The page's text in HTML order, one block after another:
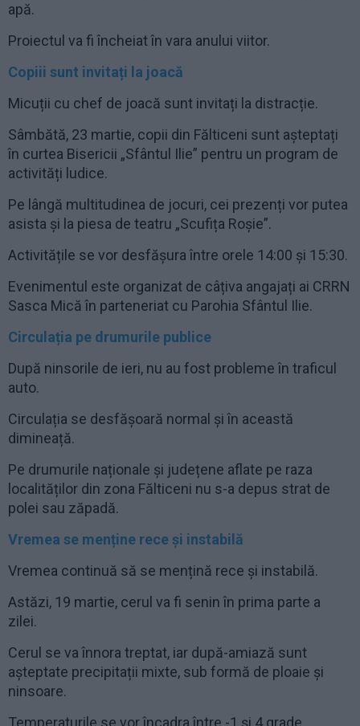
apă.
Proiectul va fi încheiat în vara anului viitor.
Copiii sunt invitați la joacă
Micuții cu chef de joacă sunt invitați la distracție.
Sâmbătă, 23 martie, copii din Fălticeni sunt așteptați
în curtea Bisericii „Sfântul Ilie” pentru un program de
activități ludice.
Pe lângă multitudinea de jocuri, cei prezenți vor putea
asista și la piesa de teatru „Scufița Roșie”.
Activitățile se vor desfășura între orele 14:00 și 15:30.
Evenimentul este organizat de câțiva angajați ai CRRN
Sasca Mică în parteneriat cu Parohia Sfântul Ilie.
Circulația pe drumurile publice
După ninsorile de ieri, nu au fost probleme în traficul
auto.
Circulația se desfășoară normal și în această
dimineață.
Pe drumurile naționale și județene aflate pe raza
localităților din zona Fălticeni nu s-a depus strat de
polei sau zăpadă.
Vremea se menține rece și instabilă
Vremea continuă să se mențină rece și instabilă.
Astăzi, 19 martie, cerul va fi senin în prima parte a
zilei.
Cerul se va înnora treptat, iar după-amiază sunt
așteptate precipitații mixte, sub formă de ploaie și
ninsoare.
Temperaturile se vor încadra între -1 și 4 grade.